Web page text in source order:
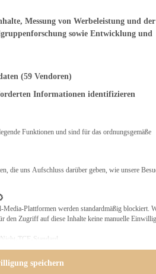
Messung von Werbeleistung und der
sowie Entwicklung und
(59 Vendoren)
Informationen identifizieren
für die eine Einwilligung erteilt werden
Funktionen und sind für das ordnungsgemäße
die uns Aufschluss darüber geben, wie unsere
Plattformen werden standardmäßig blockiert.
den Zugriff auf diese Inhalte keine manuelle
Nicht-TCF-Standard
speichern